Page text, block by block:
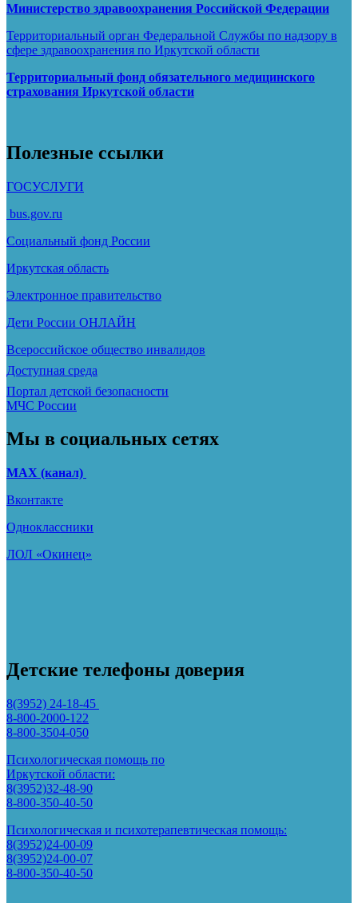
Министерство здравоохранения Росcийской Федерации
Территориальный орган Федеральной Службы по надзору в
сфере здравоохранения по Иркутской области
Территориальный фонд обязательного медицинского
страхования Иркутской области
Полезные ссылки
ГОСУСЛУГИ
bus.gov.ru
Социальный фонд России
Иркутская область
Электронное правительство
Дети России ОНЛАЙН
Всероссийское общество инвалидов
Доступная среда
Портал детской безопасности
МЧС России
Мы в социальных сетях
МАХ (канал)
Вконтакте
Одноклассники
ЛОЛ «Окинец»
Детские телефоны доверия
8(3952) 24-18-45
8-800-2000-122
8-800-3504-050
Психологическая помощь по
Иркутской области:
8(3952)32-48-90
8-800-350-40-50
Психологическая и психотерапевтическая помощь:
8(3952)24-00-09
8(3952)24-00-07
8-800-350-40-50